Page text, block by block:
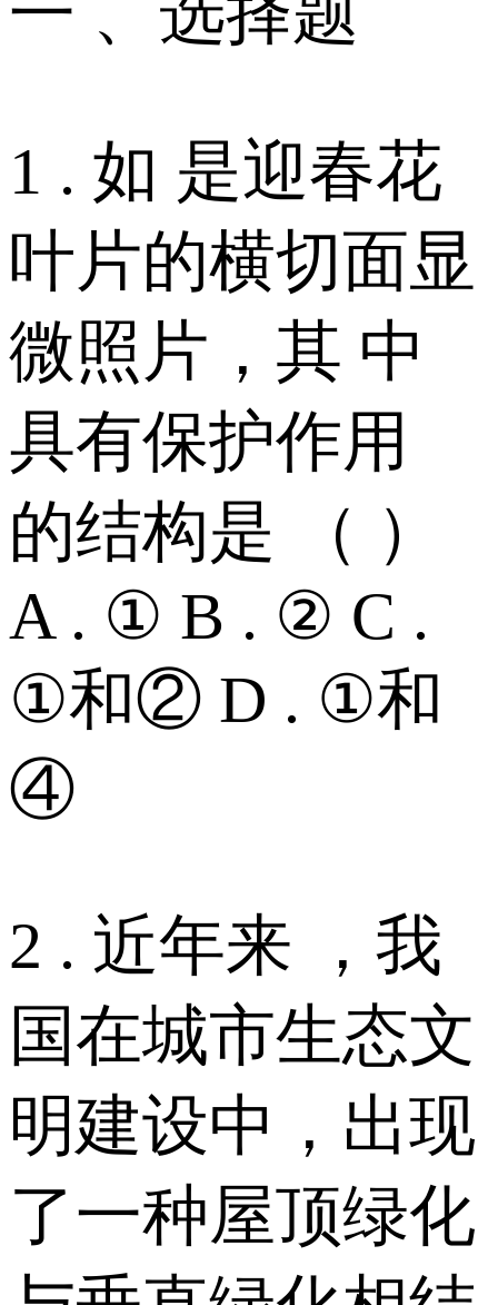
1 . 如 是迎春花
叶片的横切面显
微照片，其 中
具有保护作用
的结构是 （ ）
A . ① B . ② C .
①和② D . ①和
④
2 . 近年来 ，我
国在城市生态文
明建设中，出现
了一种屋顶绿化